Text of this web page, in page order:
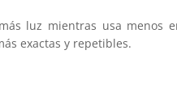
luz mientras usa menos
exactas y repetibles.